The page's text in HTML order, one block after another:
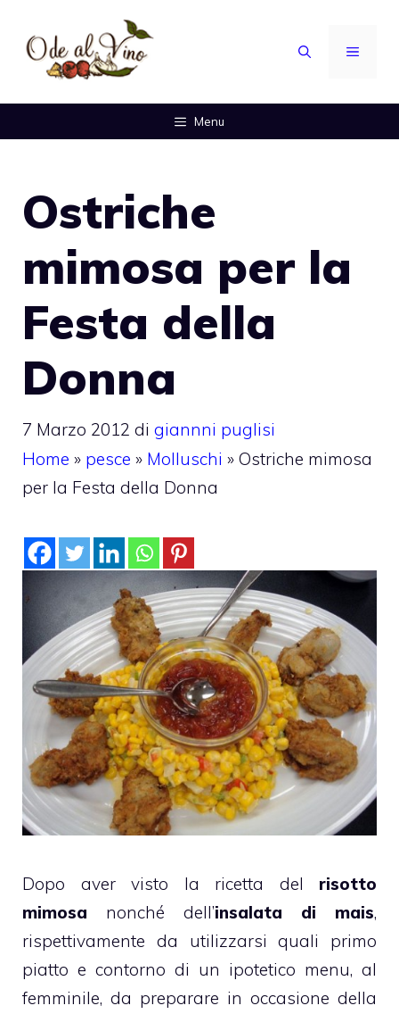
contenuto
MENU
Menu
Ostriche
mimosa per la
Festa della
Donna
7 Marzo 2012 di giannni puglisi
Home » pesce » Molluschi » Ostriche mimosa
per la Festa della Donna
Dopo aver visto la ricetta del risotto
mimosa nonché dell’insalata di mais,
rispettivamente da utilizzarsi quali primo
piatto e contorno di un ipotetico menu, al
femminile, da preparare in occasione della